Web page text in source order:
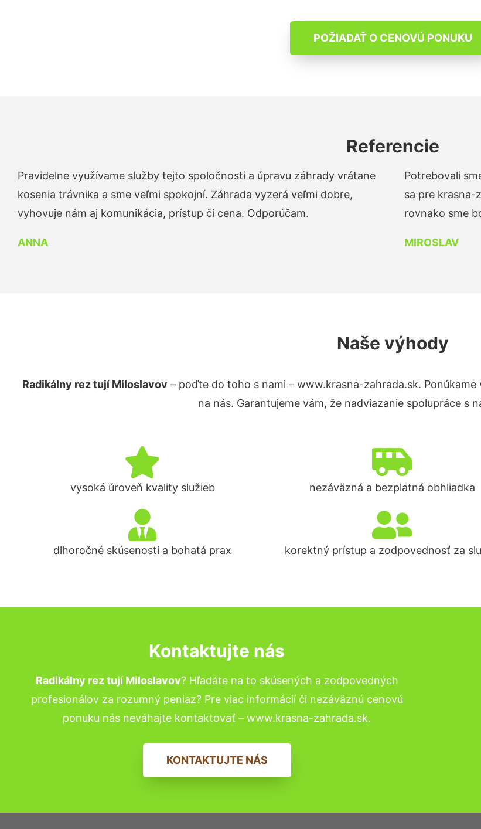
POŽIADAŤ O CENOVÚ PONUKU
Referencie
Pravidelne využívame služby tejto spoločnosti a úpravu záhrady vrátane
kosenia trávnika a sme veľmi spokojní. Záhrada vyzerá veľmi dobre,
vyhovuje nám aj komunikácia, prístup či cena. Odporúčam.
ANNA
Potrebovali
sa pre krasna-
rovnako sme
MIROSLAV
Naše výhody
Radikálny rez tují Miloslavov – poďte do toho s nami – www.krasna-zahrada.sk.
na nás. Garantujeme vám, že nadviazanie spolupráce s
vysoká úroveň kvality služieb nezáväzná a bezplatná obhliadka
dlhoročné skúsenosti a bohatá prax korektný prístup a zodpovednosť za
Kontaktujte nás
Radikálny rez tují Miloslavov? Hľadáte na to skúsených a zodpovedných
profesionálov za rozumný peniaz? Pre viac informácií či nezáväznú cenovú
ponuku nás neváhajte kontaktovať – www.krasna-zahrada.sk.
KONTAKTUJTE NÁS